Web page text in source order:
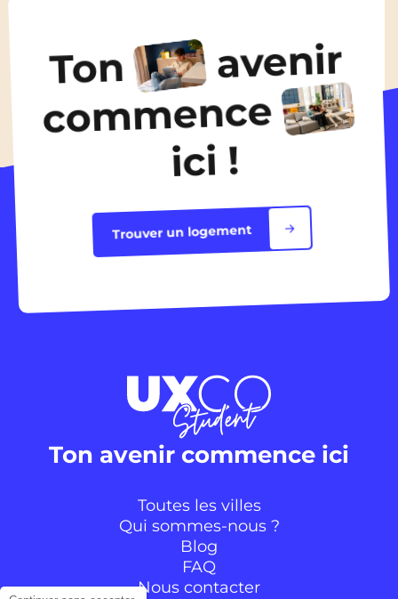
Découvrir les logements
Ton avenir
commence
ici !
Trouver un logement
Ton avenir commence ici
Toutes les villes
Qui sommes-nous ?
Blog
FAQ
Nous contacter